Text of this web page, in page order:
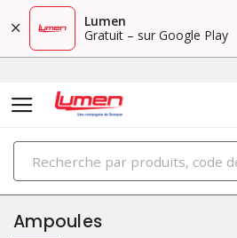
Lumen
Gratuit – sur Google Play
PRODUITS
éclairage
Ampoules